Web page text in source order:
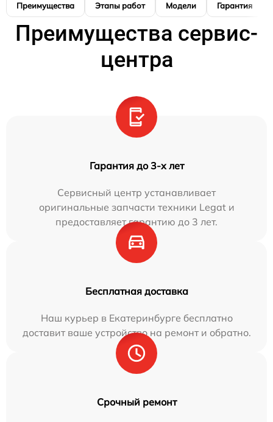
Преимущества Этапы работ Модели Гарантия
Преимущества сервис-
центра
Гарантия до 3-х лет
Сервисный центр устанавливает
оригинальные запчасти техники Legat и
предоставляет гарантию до 3 лет.
Бесплатная доставка
Наш курьер в Екатеринбурге бесплатно
доставит ваше устройство на ремонт и обратно.
Срочный ремонт